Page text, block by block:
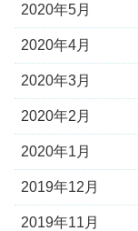
2020年5月
2020年4月
2020年3月
2020年2月
2020年1月
2019年12月
2019年11月